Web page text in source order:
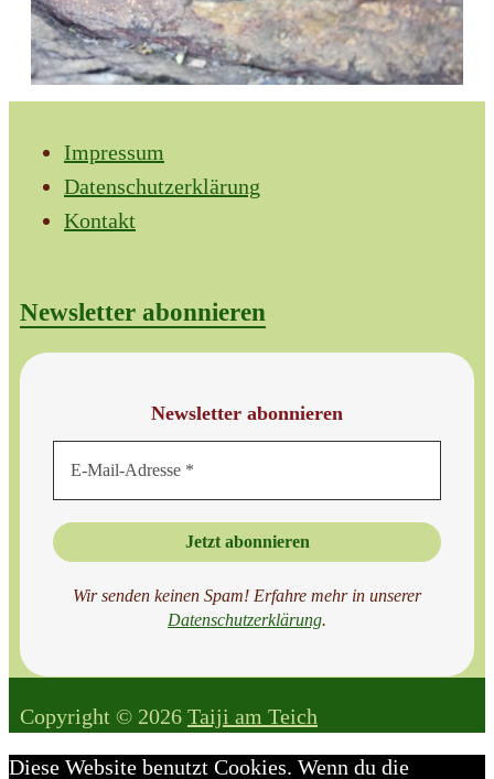
Impressum
Datenschutzerklärung
Kontakt
Newsletter abonnieren
Newsletter abonnieren
Wir senden keinen Spam! Erfahre mehr in unserer
Datenschutzerklärung.
Copyright © 2026 Taiji am Teich
Diese Website benutzt Cookies. Wenn du die